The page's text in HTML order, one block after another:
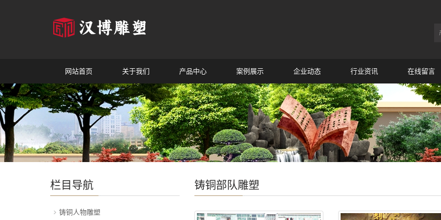
网站首页 关于我们 产品中心 案例展示 企业动态 行业资讯 在线留言
铸铜部队雕塑
栏目导航
铸铜人物雕塑